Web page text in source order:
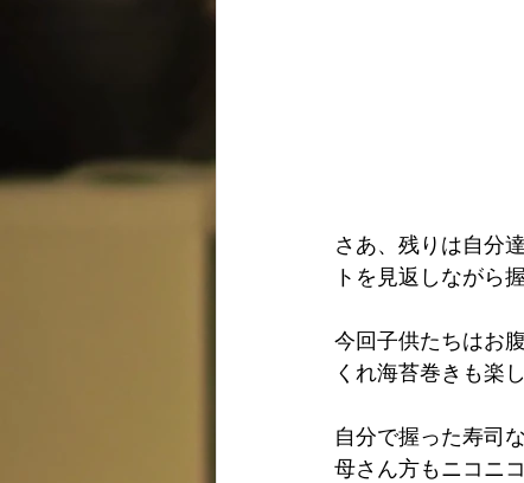
さあ、残りは自分
トを見返しながら
今回子供たちはお
くれ海苔巻きも楽
自分で握った寿司
母さん方もニコニ